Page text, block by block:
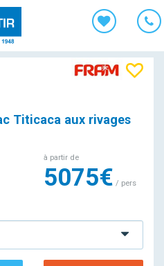
Titicaca aux rivages
à partir de
5075€ / pers